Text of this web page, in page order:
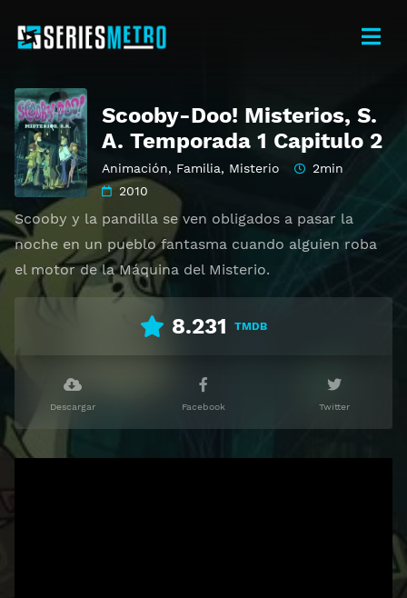
Scooby-Doo! Misterios, S.
A. Temporada 1 Capitulo 2
Animación, Familia, Misterio
2min
2010
Scooby y la pandilla se ven obligados a pasar la
noche en un pueblo fantasma cuando alguien roba
el motor de la Máquina del Misterio.
8.231 TMDB
Descargar Facebook Twitter